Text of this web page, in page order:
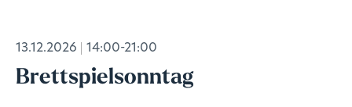
13.12.2026 14:00-21:00
Brettspielsonntag